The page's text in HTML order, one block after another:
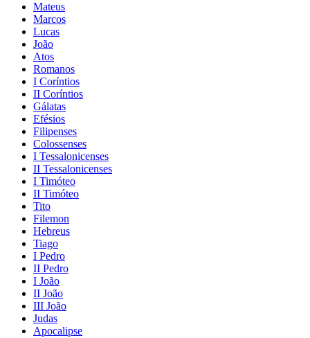
Mateus
Marcos
Lucas
João
Atos
Romanos
I Coríntios
II Coríntios
Gálatas
Efésios
Filipenses
Colossenses
I Tessalonicenses
II Tessalonicenses
I Timóteo
II Timóteo
Tito
Filemon
Hebreus
Tiago
I Pedro
II Pedro
I João
II João
III João
Judas
Apocalipse